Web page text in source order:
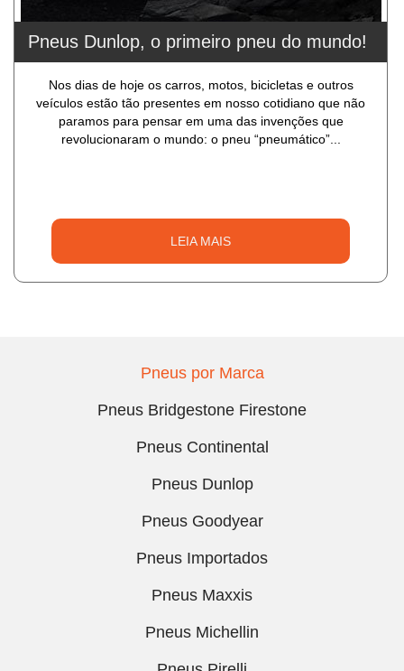
Pneus Dunlop, o primeiro pneu do mundo!
Nos dias de hoje os carros, motos, bicicletas e outros
veículos estão tão presentes em nosso cotidiano que não
paramos para pensar em uma das invenções que
revolucionaram o mundo: o pneu “pneumático”...
LEIA MAIS
Pneus por Marca
Pneus Bridgestone Firestone
Pneus Continental
Pneus Dunlop
Pneus Goodyear
Pneus Importados
Pneus Maxxis
Pneus Michellin